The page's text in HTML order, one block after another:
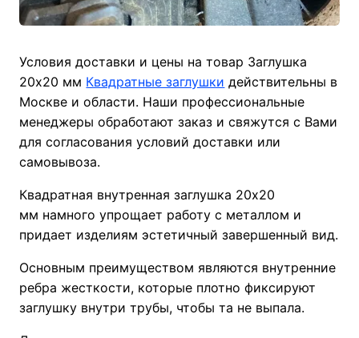
Условия доставки и цены на товар Заглушка
20х20 мм Квадратные заглушки действительны в
Москве и области. Наши профессиональные
менеджеры обработают заказ и свяжутся с Вами
для согласования условий доставки или
самовывоза.
Квадратная внутренная заглушка 20х20
мм намного упрощает работу с металлом и
придает изделиям эстетичный завершенный вид.
Основным преимуществом являются внутренние
ребра жесткости, которые плотно фиксируют
заглушку внутри трубы, чтобы та не выпала.